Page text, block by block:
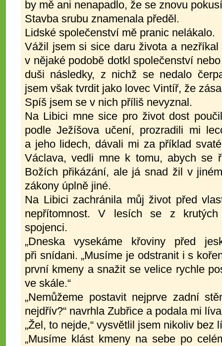
by mě ani nenapadlo, že se znovu
Stavba srubu znamenala předěl.
Lidské společenství mě pranic nelákalo.
Vážil jsem si sice daru života a
v nějaké podobě dotkl společenství
duši následky, z nichž se nedalo
jsem však tvrdit jako lovec Vintíř, že
Spíš jsem se v nich příliš nevyznal.
Na Libici mne sice pro život dost
podle Ježíšova učení, prozradili mi
a jeho lidech, dávali mi za příklad
Václava, vedli mne k tomu, abych se
Božích přikázání, ale já snad žil v
zákony úplně jiné.
Na Libici zachránila můj život před
nepřítomnost. V lesích se z krutých
spojenci.
„Dneska vysekáme křoviny před
při snídani. „Musíme je odstranit i s
první kmeny a snažit se velice rychle
ve skále.“
„Nemůžeme postavit nejprve zadní
nejdřív?“ navrhla Zubřice a podala mi
„Žel, to nejde,“ vysvětlil jsem nikoliv bez
„Musíme klást kmeny na sebe po